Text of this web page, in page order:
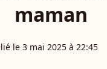
maman
le 3 mai 2025 à 22:45